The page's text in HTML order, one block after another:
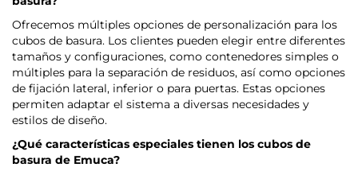
Ofrecemos múltiples opciones de personalización para los
cubos de basura. Los clientes pueden elegir entre diferentes
tamaños y configuraciones, como contenedores simples o
múltiples para la separación de residuos, así como opciones
de fijación lateral, inferior o para puertas. Estas opciones
permiten adaptar el sistema a diversas necesidades y
estilos de diseño.
¿Qué características especiales tienen los cubos de
basura de Emuca?